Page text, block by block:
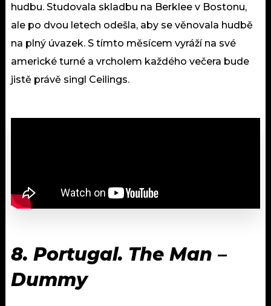
hudbu. Studovala skladbu na Berklee v Bostonu,
ale po dvou letech odešla, aby se věnovala hudbě
na plný úvazek. S tímto měsícem vyráží na své
americké turné a vrcholem každého večera bude
jistě právě singl Ceilings.
8. Portugal. The Man –
Dummy